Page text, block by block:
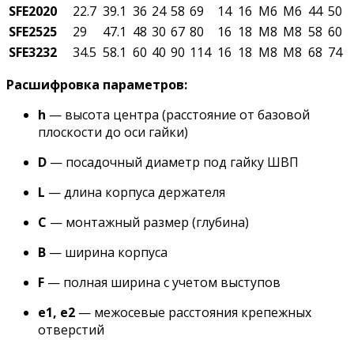
SFE2020
22.7 39.1 36 24 58 69 14 16 M6 M6 44 50
SFE2525
29 47.1 48 30 67 80 16 18 M8 M8 58 60
SFE3232
34.5 58.1 60 40 90 114 16 18 M8 M8 68 74
Расшифровка параметров:
h — высота центра (расстояние от базовой
плоскости до оси гайки)
D — посадочный диаметр под гайку ШВП
L — длина корпуса держателя
C — монтажный размер (глубина)
В — ширина корпуса
F — полная ширина с учетом выступов
e1, e2 — межосевые расстояния крепежных
отверстий